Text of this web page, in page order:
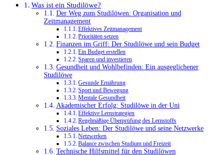
Was ist ein Studilöwe?
Der Weg zum Studilöwen: Organisation und
Zeitmanagement
Effektives Zeitmanagement
Prioritäten setzen
Finanzen im Griff: Der Studilöwe und sein Budget
Ein Budget erstellen
Sparen und investieren
Gesundheit und Wohlbefinden: Ein ausgeglichener
Studilöwe
Gesunde Ernährung
Sport und Bewegung
Mentale Gesundheit
Akademischer Erfolg: Studilöwe in der Uni
Effektive Lernstrategien
Regelmäßige Überprüfung des Lernstoffs
Soziales Leben: Der Studilöwe und seine Netzwerke
Netzwerken
Balance zwischen Studium und Freizeit
Technische Hilfsmittel für den Studilöwen